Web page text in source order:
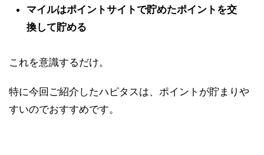
マイルはポイントサイトで貯めたポイントを交
換して貯める
これを意識するだけ。
特に今回ご紹介したハピタスは、ポイントが貯まりや
すいのでおすすめです。